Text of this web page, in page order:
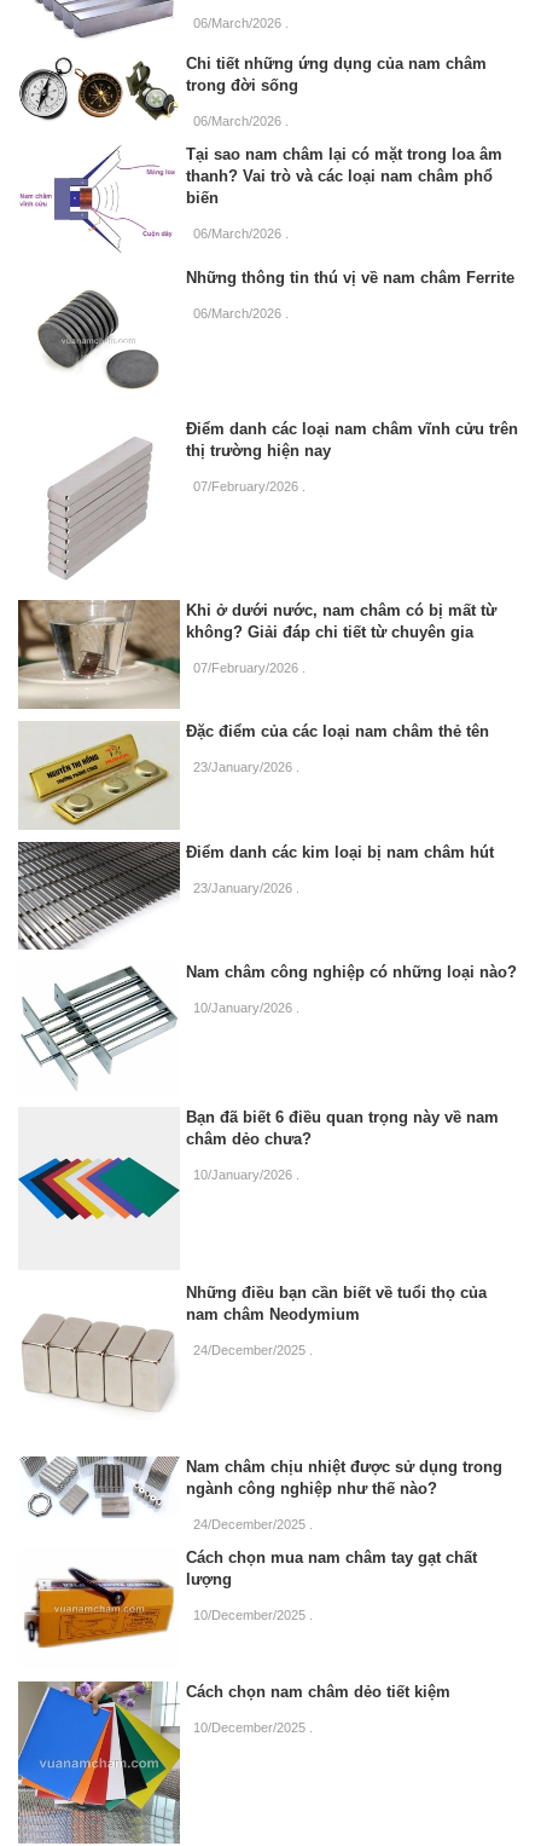
06/March/2026
Chi tiết những ứng dụng của nam châm
trong đời sống
06/March/2026
Tại sao nam châm lại có mặt trong loa âm
thanh? Vai trò và các loại nam châm phổ
biến
06/March/2026
Những thông tin thú vị về nam châm Ferrite
06/March/2026
Điểm danh các loại nam châm vĩnh cửu trên
thị trường hiện nay
07/February/2026 .
Khi ở dưới nước, nam châm có bị mất từ
không? Giải đáp chi tiết từ chuyên gia
07/February/2026
Đặc điểm của các loại nam châm thẻ tên
23/January/2026
Điểm danh các kim loại bị nam châm hút
23/January/2026
Nam châm công nghiệp có những loại nào?
10/January/2026
Bạn đã biết 6 điều quan trọng này về nam
châm dẻo chưa?
10/January/2026 .
Những điều bạn cần biết về tuổi thọ của
nam châm Neodymium
24/December/2025
Nam châm chịu nhiệt được sử dụng trong
ngành công nghiệp như thế nào?
24/December/2025
Cách chọn mua nam châm tay gạt chất
lượng
10/December/2025
Cách chọn nam châm dẻo tiết kiệm
10/December/2025